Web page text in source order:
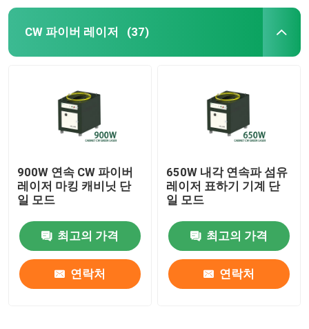
CW 파이버 레이저 (37)
900W 연속 CW 파이버
레이저 마킹 캐비닛 단
일 모드
최고의 가격
연락처
650W 내각 연속파 섬유
레이저 표하기 기계 단
일 모드
최고의 가격
연락처